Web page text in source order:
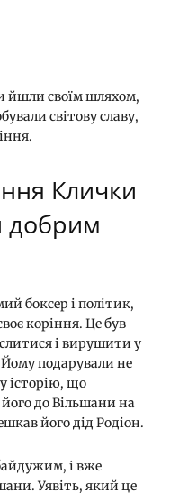
йшли своїм шляхом,
світову славу,
Клички
добрим
боксер і політик,
коріння. Це був
і вирушити у
Йому подарували не
історію, що
його до Вільшани на
його дід Родіон.
і вже
Уявіть, який це